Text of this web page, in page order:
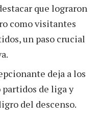
que lograron
como visitantes
un paso crucial
deja a los
de liga y
del descenso.